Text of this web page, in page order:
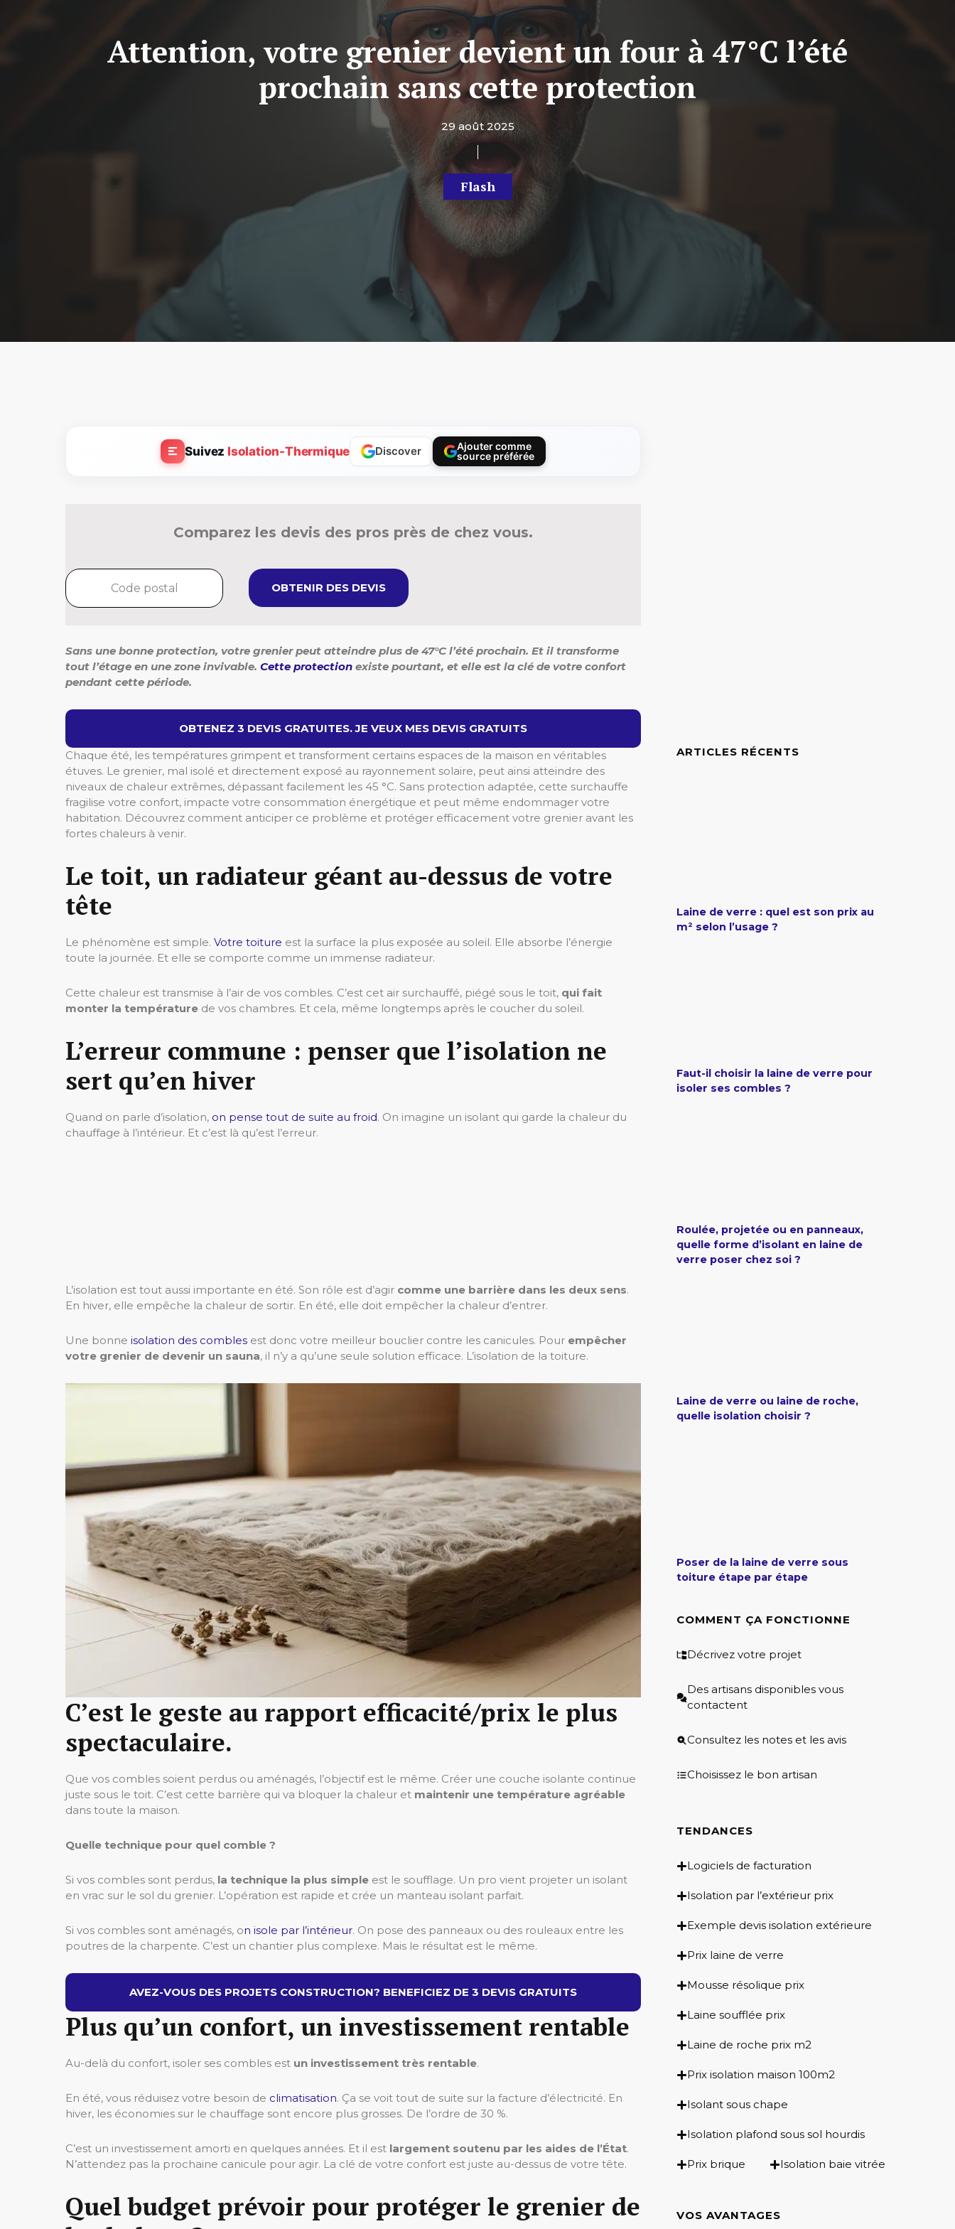
Attention, votre grenier devient un four à 47°C l’été
prochain sans cette protection
29 août 2025
Flash
Suivez Isolation-Thermique Discover
Ajouter comme
source préférée
Comparez les devis des pros près de chez vous.
OBTENIR DES DEVIS
Sans une bonne protection, votre grenier peut atteindre plus de 47°C l’été prochain. Et il transforme
tout l’étage en une zone invivable. Cette protection existe pourtant, et elle est la clé de votre confort
pendant cette période.
OBTENEZ 3 DEVIS GRATUITES. JE VEUX MES DEVIS GRATUITS
Chaque été, les températures grimpent et transforment certains espaces de la maison en véritables
étuves. Le grenier, mal isolé et directement exposé au rayonnement solaire, peut ainsi atteindre des
niveaux de chaleur extrêmes, dépassant facilement les 45 °C. Sans protection adaptée, cette surchauffe
fragilise votre confort, impacte votre consommation énergétique et peut même endommager votre
habitation. Découvrez comment anticiper ce problème et protéger efficacement votre grenier avant les
fortes chaleurs à venir.
Le toit, un radiateur géant au-dessus de votre
tête
Le phénomène est simple. Votre toiture est la surface la plus exposée au soleil. Elle absorbe l’énergie
toute la journée. Et elle se comporte comme un immense radiateur.
Cette chaleur est transmise à l’air de vos combles. C’est cet air surchauffé, piégé sous le toit, qui fait
monter la température de vos chambres. Et cela, même longtemps après le coucher du soleil.
L’erreur commune : penser que l’isolation ne
sert qu’en hiver
Quand on parle d’isolation, on pense tout de suite au froid. On imagine un isolant qui garde la chaleur du
chauffage à l’intérieur. Et c’est là qu’est l’erreur.
L’isolation est tout aussi importante en été. Son rôle est d’agir comme une barrière dans les deux sens.
En hiver, elle empêche la chaleur de sortir. En été, elle doit empêcher la chaleur d’entrer.
Une bonne isolation des combles est donc votre meilleur bouclier contre les canicules. Pour empêcher
votre grenier de devenir un sauna, il n’y a qu’une seule solution efficace. L’isolation de la toiture.
C’est le geste au rapport efficacité/prix le plus
spectaculaire.
Que vos combles soient perdus ou aménagés, l’objectif est le même. Créer une couche isolante continue
juste sous le toit. C’est cette barrière qui va bloquer la chaleur et maintenir une température agréable
dans toute la maison.
Quelle technique pour quel comble ?
Si vos combles sont perdus, la technique la plus simple est le soufflage. Un pro vient projeter un isolant
en vrac sur le sol du grenier. L’opération est rapide et crée un manteau isolant parfait.
Si vos combles sont aménagés, on isole par l’intérieur. On pose des panneaux ou des rouleaux entre les
poutres de la charpente. C’est un chantier plus complexe. Mais le résultat est le même.
AVEZ-VOUS DES PROJETS CONSTRUCTION? BENEFICIEZ DE 3 DEVIS GRATUITS
Plus qu’un confort, un investissement rentable
Au-delà du confort, isoler ses combles est un investissement très rentable.
En été, vous réduisez votre besoin de climatisation. Ça se voit tout de suite sur la facture d’électricité. En
hiver, les économies sur le chauffage sont encore plus grosses. De l’ordre de 30 %.
C’est un investissement amorti en quelques années. Et il est largement soutenu par les aides de l’État.
N’attendez pas la prochaine canicule pour agir. La clé de votre confort est juste au-dessus de votre tête.
Quel budget prévoir pour protéger le grenier de
ARTICLES RÉCENTS
Laine de verre : quel est son prix au
m² selon l’usage ?
Faut-il choisir la laine de verre pour
isoler ses combles ?
Roulée, projetée ou en panneaux,
quelle forme d’isolant en laine de
verre poser chez soi ?
Laine de verre ou laine de roche,
quelle isolation choisir ?
Poser de la laine de verre sous
toiture étape par étape
COMMENT ÇA FONCTIONNE
Décrivez votre projet
Des artisans disponibles vous
contactent
Consultez les notes et les avis
Choisissez le bon artisan
TENDANCES
Logiciels de facturation
Isolation par l’extérieur prix
Exemple devis isolation extérieure
Prix laine de verre
Mousse résolique prix
Laine soufflée prix
Laine de roche prix m2
Prix isolation maison 100m2
Isolant sous chape
Isolation plafond sous sol hourdis
Prix brique Isolation baie vitrée
VOS AVANTAGES